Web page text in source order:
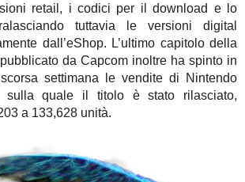
retail, i codici per il download e lo
tuttavia le versioni digital
dall’eShop. L’ultimo capitolo della
da Capcom inoltre ha spinto in
settimana le vendite di Nintendo
sulla quale il titolo è stato rilasciato,
a 133,628 unità.